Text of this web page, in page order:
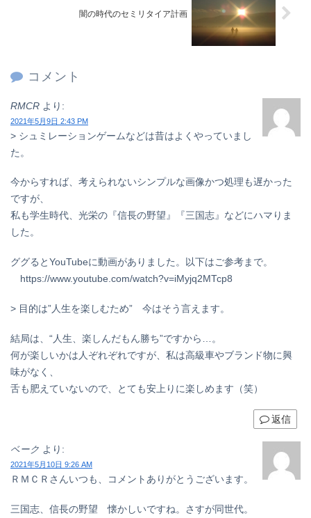
闇の時代のセミリタイア計画
コメント
RMCR より:
2021年5月9日 2:43 PM
> シュミレーションゲームなどは昔はよくやっていまし
た。
今からすれば、考えられないシンプルな画像かつ処理も遅かった
ですが、
私も学生時代、光栄の『信長の野望』『三国志』などにハマりま
した。
ググるとYouTubeに動画がありました。以下はご参考まで。
https://www.youtube.com/watch?v=iMyjq2MTcp8
> 目的は”人生を楽しむため” 今はそう言えます。
結局は、“人生、楽しんだもん勝ち”ですから…。
何が楽しいかは人ぞれぞれですが、私は高級車やブランド物に興
味がなく、
舌も肥えていないので、とても安上りに楽しめます（笑）
返信
ベーク より:
2021年5月10日 9:26 AM
ＲＭＣＲさんいつも、コメントありがとうございます。
三国志、信長の野望 懐かしいですね。さすが同世代。